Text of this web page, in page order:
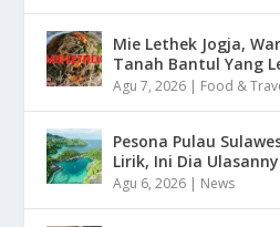
Mie Lethek Jogja,
Tanah Bantul Yang
Agu 7, 2026 | Food &
Pesona Pulau
Lirik, Ini Dia
Agu 6, 2026 | News